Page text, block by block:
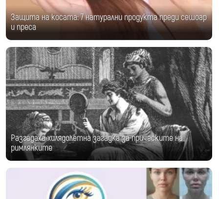
Защита на косата: 7 натурални продукта преди сешоар
и преса
Разгадаха хилядолетна загадка за прическите на
римлянките